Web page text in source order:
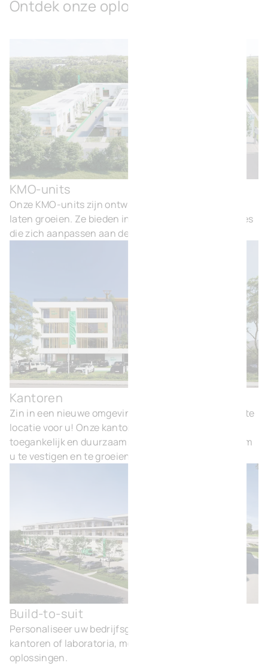
Ontdek onze oplossingen
KMO-units
Onze KMO-units zijn ontworpen om ondernemers te
laten groeien. Ze bieden instapklare, flexibele ruimtes
die zich aanpassen aan de behoeften van uw bedrijf.
Kantoren
Zin in een nieuwe omgeving? BVI.EU heeft de perfecte
locatie voor u! Onze kantoren zijn comfortabel,
toegankelijk en duurzaam. Kortom, een ideale plek om
u te vestigen en te groeien.
Build-to-suit
Personaliseer uw bedrijfsgebouwen: magazijnen,
kantoren of laboratoria, met moderne en duurzame
oplossingen.